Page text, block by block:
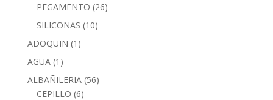
PEGAMENTO (26)
SILICONAS (10)
ADOQUIN (1)
AGUA (1)
ALBAÑILERIA (56)
CEPILLO (6)